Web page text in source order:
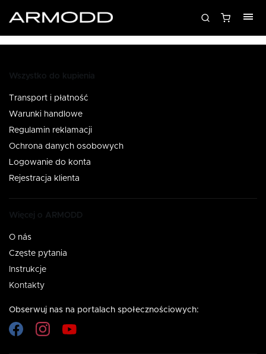
Wszystko do kupienia
Transport i płatność
Warunki handlowe
Regulamin reklamacji
Ochrona danych osobowych
Logowanie do konta
Rejestracja klienta
Więcej o ARMODD
O nás
Częste pytania
Instrukcje
Kontakty
Obserwuj nas na portalach społecznościowych: